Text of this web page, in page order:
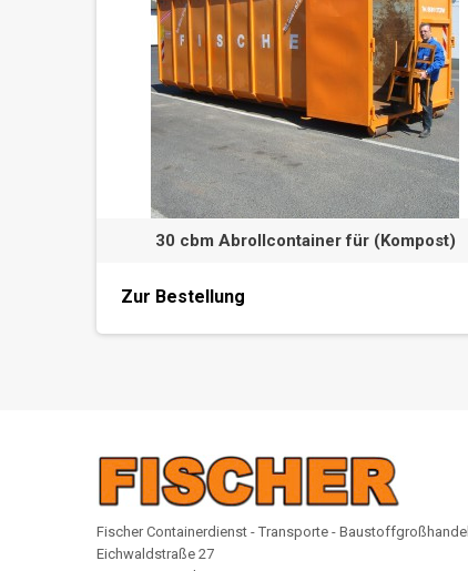
30 cbm Abrollcontainer für (Kompost)
Zur Bestellung
Fischer Containerdienst - Transporte - Baustoffgroßhandel
Eichwaldstraße 27